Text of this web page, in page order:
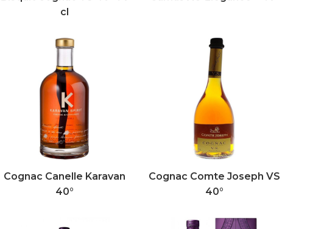
cl
Cognac Canelle Karavan
40°
Cognac Comte Joseph VS
40°